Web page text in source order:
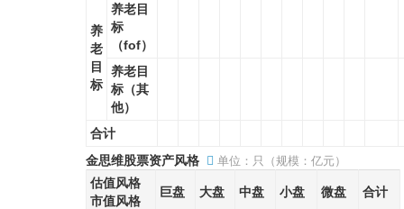
养
老
目
标
养老目
标
（fof）
养老目
标（其
他）
合计
金思维股票资产风格
单位：只（规模：亿元）
估值风格
市值风格
巨盘 大盘 中盘 小盘 微盘 合计